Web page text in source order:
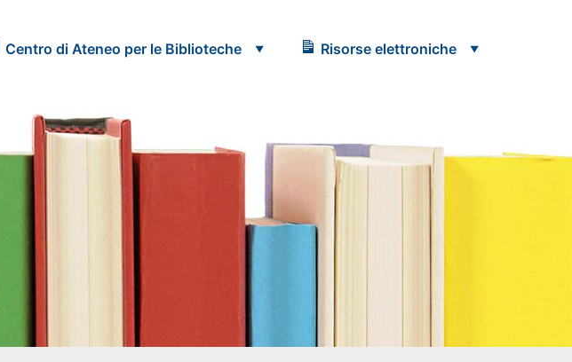
Centro di Ateneo per le Biblioteche Risorse elettroniche